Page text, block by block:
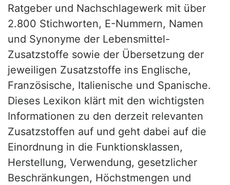
Ratgeber und Nachschlagewerk mit über
2.800 Stichworten, E-Nummern, Namen
und Synonyme der Lebensmittel-
Zusatzstoffe sowie der Übersetzung der
jeweiligen Zusatzstoffe ins Englische,
Französische, Italienische und Spanische.
Dieses Lexikon klärt mit den wichtigsten
Informationen zu den derzeit relevanten
Zusatzstoffen auf und geht dabei auf die
Einordnung in die Funktionsklassen,
Herstellung, Verwendung, gesetzlicher
Beschränkungen, Höchstmengen und